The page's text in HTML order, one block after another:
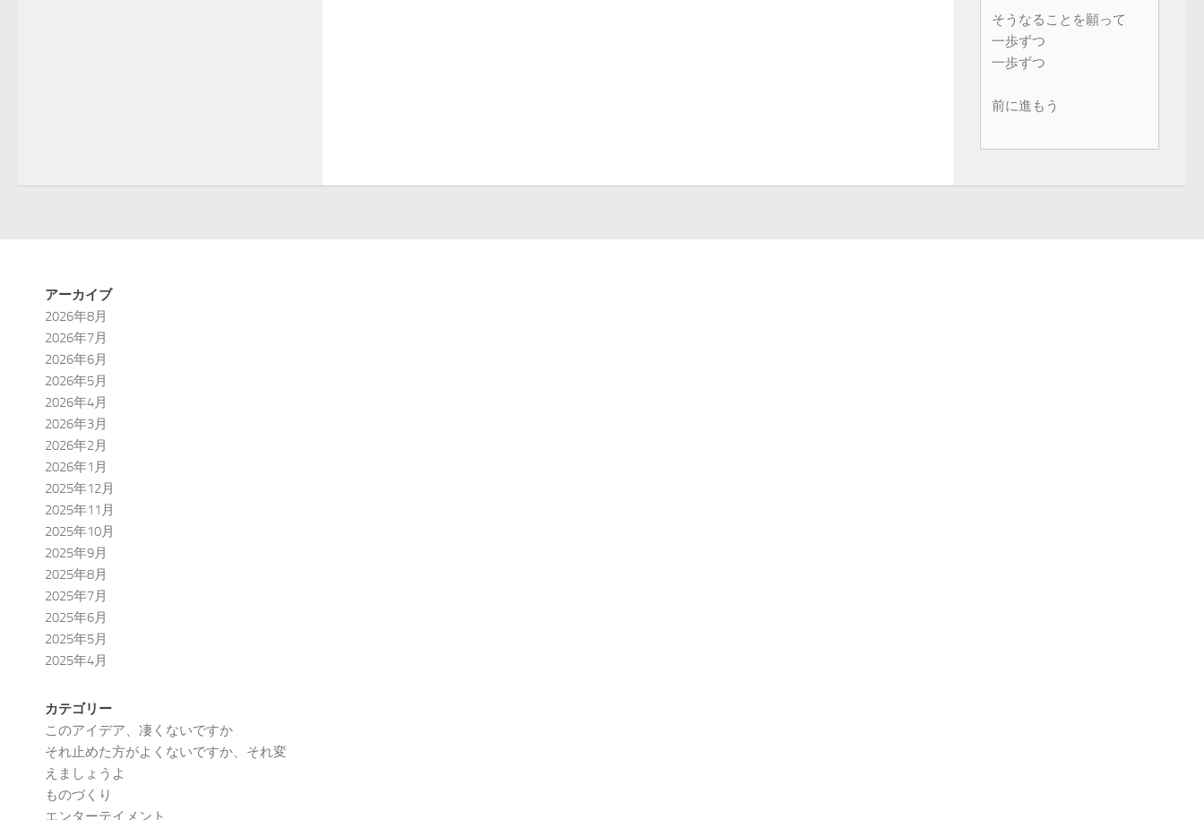
そうなることを願って
一歩ずつ
一歩ずつ
前に進もう
アーカイブ
2026年8月
2026年7月
2026年6月
2026年5月
2026年4月
2026年3月
2026年2月
2026年1月
2025年12月
2025年11月
2025年10月
2025年9月
2025年8月
2025年7月
2025年6月
2025年5月
2025年4月
カテゴリー
このアイデア、凄くないですか
それ止めた方がよくないですか、それ変
えましょうよ
ものづくり
エンターテイメント